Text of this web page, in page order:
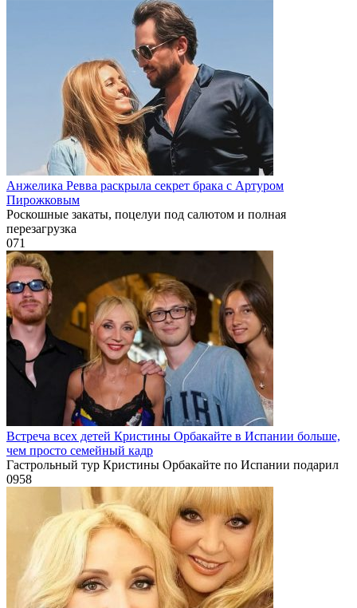
Анжелика Ревва раскрыла секрет брака с Артуром
Пирожковым
Роскошные закаты, поцелуи под салютом и полная
перезагрузка
071
Встреча всех детей Кристины Орбакайте в Испании больше,
чем просто семейный кадр
Гастрольный тур Кристины Орбакайте по Испании подарил
0958